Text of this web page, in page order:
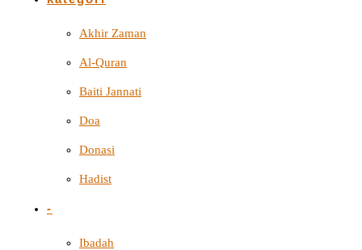
Akhir Zaman
Al-Quran
Baiti Jannati
Doa
Donasi
Hadist
-
Ibadah